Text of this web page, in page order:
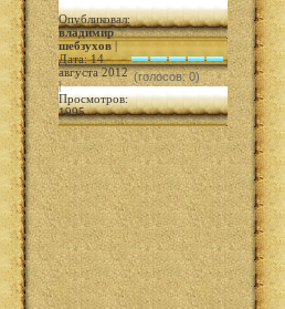
Опубликовал:
владимир
шебзухов|
Дата: 14
августа 2012
|
Просмотров:
1995
(голосов: 0)